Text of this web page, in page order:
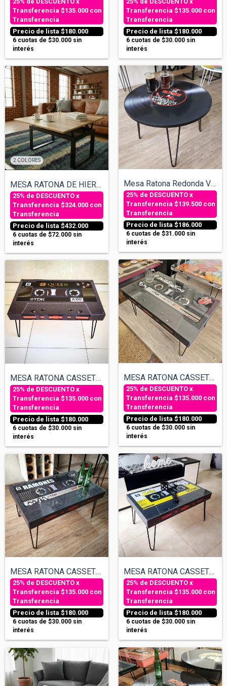
$180.000
$135.000 con
Transferencia
6 cuotas de $30.000 sin
interés
$180.000
$135.000 con
Transferencia
6 cuotas de $30.000 sin
interés
2 COLORES
MESA RATONA DE HIERRO ELEVABLE EXTENSIBL...
$432.000
$324.000 con
Transferencia
6 cuotas de $72.000 sin
interés
Mesa Ratona Redonda Vinilo - Varios dise...
$186.000
$139.500 con
Transferencia
6 cuotas de $31.000 sin
interés
MESA RATONA CASSETTE - QUEEN
$180.000
$135.000 con
Transferencia
6 cuotas de $30.000 sin
interés
MESA RATONA CASSETTE - STONES
$180.000
$135.000 con
Transferencia
6 cuotas de $30.000 sin
interés
MESA RATONA CASSETTE - RAMONES
$180.000
$135.000 con
Transferencia
6 cuotas de $30.000 sin
interés
MESA RATONA CASSETTE - SODA STEREO
$180.000
$135.000 con
Transferencia
6 cuotas de $30.000 sin
interés